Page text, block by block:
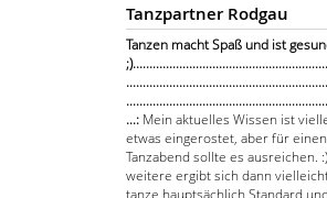
Tanzpartner Rodgau
Tanzen macht Spaß und ist
...: Mein aktuelles Wissen ist
etwas eingerostet, aber für einen
Tanzabend sollte es ausreichen.
weitere ergibt sich dann